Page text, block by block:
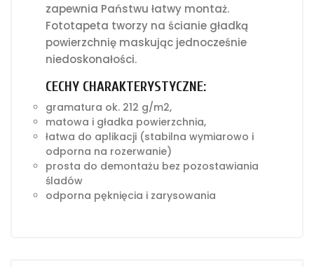
zapewnia Państwu łatwy montaż.
Fototapeta tworzy na ścianie gładką
powierzchnię maskując jednocześnie
niedoskonałości.
CECHY CHARAKTERYSTYCZNE:
gramatura ok. 212 g/m2,
matowa i gładka powierzchnia,
łatwa do aplikacji (stabilna wymiarowo i
odporna na rozerwanie)
prosta do demontażu bez pozostawiania
śladów
odporna pęknięcia i zarysowania